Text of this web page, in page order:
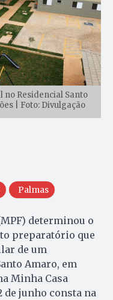
no Residencial Santo
| Foto: Divulgação
Palmas
determinou o
preparatório que
de um
Amaro, em
Minha Casa
de junho consta na